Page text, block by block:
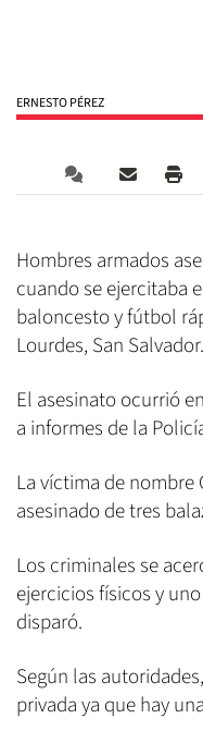
ERNESTO PÉREZ
Hombres armados
cuando se ejercitaba
baloncesto y fútbol
Lourdes, San Salvador.
El asesinato ocurrió
a informes de la
La víctima de nombre
asesinado de tres
Los criminales se
ejercicios físicos y
disparó.
Según las
privada ya que hay